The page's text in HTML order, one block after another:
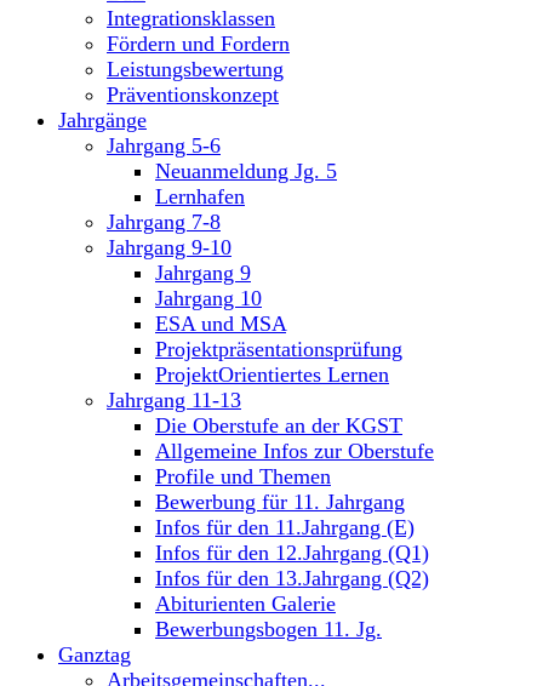
Integrationsklassen
Fördern und Fordern
Leistungsbewertung
Präventionskonzept
Jahrgänge
Jahrgang 5-6
Neuanmeldung Jg. 5
Lernhafen
Jahrgang 7-8
Jahrgang 9-10
Jahrgang 9
Jahrgang 10
ESA und MSA
Projektpräsentationsprüfung
ProjektOrientiertes Lernen
Jahrgang 11-13
Die Oberstufe an der KGST
Allgemeine Infos zur Oberstufe
Profile und Themen
Bewerbung für 11. Jahrgang
Infos für den 11.Jahrgang (E)
Infos für den 12.Jahrgang (Q1)
Infos für den 13.Jahrgang (Q2)
Abiturienten Galerie
Bewerbungsbogen 11. Jg.
Ganztag
Arbeitsgemeinschaften...